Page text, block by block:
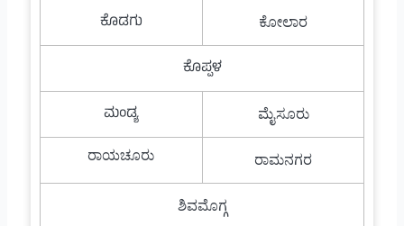
ಕೊಡಗು ಕೋಲಾರ
ಕೊಪ್ಪಳ
ಮಂಡ್ಯ
ಮೈಸೂರು
ರಾಯಚೂರು ರಾಮನಗರ
ಶಿವಮೊಗ್ಗ